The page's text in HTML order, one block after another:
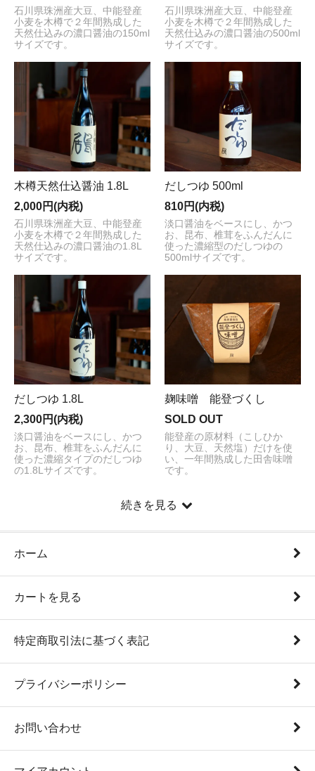
石川県珠洲産大豆、中能登産
小麦を木樽で２年間熟成した
天然仕込みの濃口醤油の150ml
サイズです。
石川県珠洲産大豆、中能登産
小麦を木樽で２年間熟成した
天然仕込みの濃口醤油の500ml
サイズです。
木樽天然仕込醤油 1.8L
2,000円(内税)
石川県珠洲産大豆、中能登産
小麦を木樽で２年間熟成した
天然仕込みの濃口醤油の1.8L
サイズです。
だしつゆ 500ml
810円(内税)
淡口醤油をベースにし、かつ
お、昆布、椎茸をふんだんに
使った濃縮型のだしつゆの
500mlサイズです。
だしつゆ 1.8L
2,300円(内税)
淡口醤油をベースにし、かつ
お、昆布、椎茸をふんだんに
使った濃縮タイプのだしつゆ
の1.8Lサイズです。
麹味噌 能登づくし
SOLD OUT
能登産の原材料（こしひか
り、大豆、天然塩）だけを使
い、一年間熟成した田舎味噌
です。
続きを見る
ホーム
カートを見る
特定商取引法に基づく表記
プライバシーポリシー
お問い合わせ